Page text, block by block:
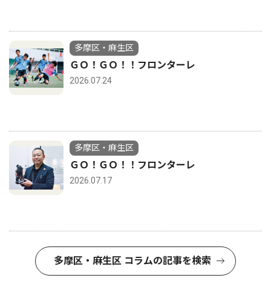
多摩区・麻生区
ＧＯ！ＧＯ！！フロンターレ
2026.07.24
多摩区・麻生区
ＧＯ！ＧＯ！！フロンターレ
2026.07.17
多摩区・麻生区 コラムの記事を検索